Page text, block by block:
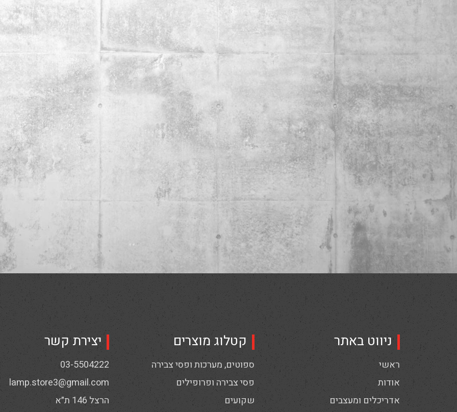
ניווט באתר
ראשי
אודות
אדריכלים ומעצבים
קטלוג מוצרים
ספוטים, מערכות ופסי צבירה
פסי צבירה ופרופילים
שקועים
יצירת קשר
03-5504222
lamp.store3@gmail.com
הרצל 146 ת״א